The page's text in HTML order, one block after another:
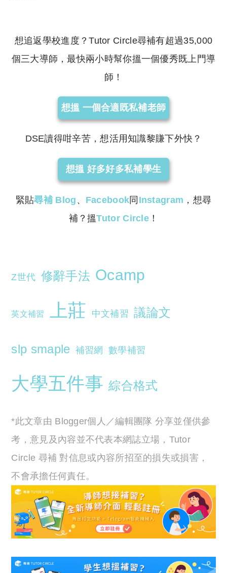
想追返學校進度？Tutor Circle尋補有超過35,000
個三大導師，最快兩小時幫你搵一個優秀既上門導
師！
想搵 一個合適既私補老師
DSE讀得咁辛苦，想活用知識黎賺下外快？
想搵 好多好多私補學生
緊貼尋補 Blog 、 Facebook 同 Instagram ，想尋
補？搵Tutor Circle ！
Z世代 修辭手法 Ocamp
英文補習 上莊 中文補習 議論文
slp smaple 補習網 數學補習
大學五件事 綜合格式
*此文章由 Blogger個人／編輯團隊 分享並僅供參
考，意見及內容並不代表本網誌立場，Tutor
Circle 尋補 對信息或內容所招至的損失或損害，
不會承擔任何責任。